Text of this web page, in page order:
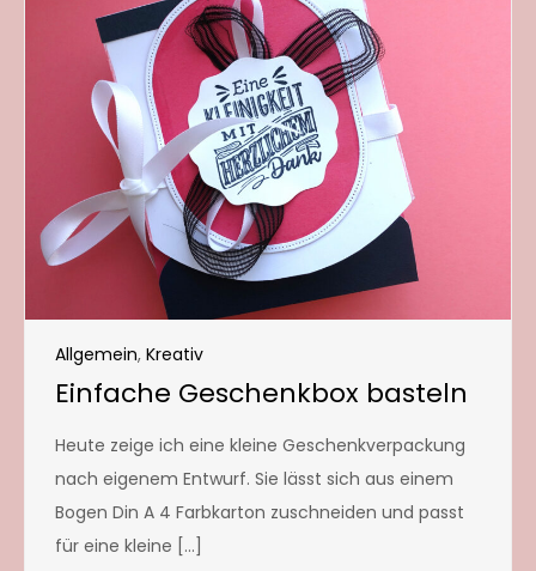
Allgemein, Kreativ
Einfache Geschenkbox basteln
Heute zeige ich eine kleine Geschenkverpackung
nach eigenem Entwurf. Sie lässt sich aus einem
Bogen Din A 4 Farbkarton zuschneiden und passt
für eine kleine […]